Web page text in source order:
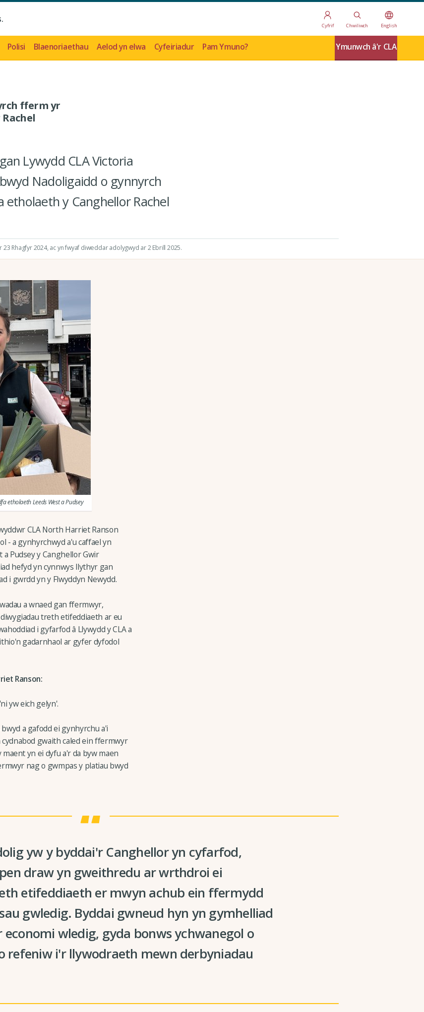
Cyfrif Chwiliwch English
Polisi Blaenoriaethau Aelod yn elwa Cyfeiriadur Pam Ymuno? Ymunwch â'r CLA
fferm yr
Lywydd CLA Victoria
Nadoligaidd o gynnyrch
y Canghellor Rachel
23 Rhagfyr 2024, ac yn fwyaf diweddar adolygwyd ar 2 Ebrill 2025.
etholaeth Leeds West a Pudsey
CLA North Harriet Ranson
- a gynhyrchwyd a'u caffael yn
Pudsey y Canghellor Gwir
hefyd yn cynnwys llythyr gan
i gwrdd yn y Flwyddyn Newydd.
a wnaed gan ffermwyr,
treth etifeddiaeth ar eu
i gyfarfod â Llywydd y CLA a
gadarnhaol ar gyfer dyfodol
Ranson:
yw eich gelyn'.
a gafodd ei gynhyrchu a'i
gwaith caled ein ffermwyr
yn ei dyfu a'r da byw maen
nag o gwmpas y platiau bwyd
yw y byddai'r Canghellor yn cyfarfod,
draw yn gweithredu ar wrthdroi ei
etifeddiaeth er mwyn achub ein ffermydd
gwledig. Byddai gwneud hyn yn gymhelliad
wledig, gyda bonws ychwanegol o
refeniw i'r llywodraeth mewn derbyniadau